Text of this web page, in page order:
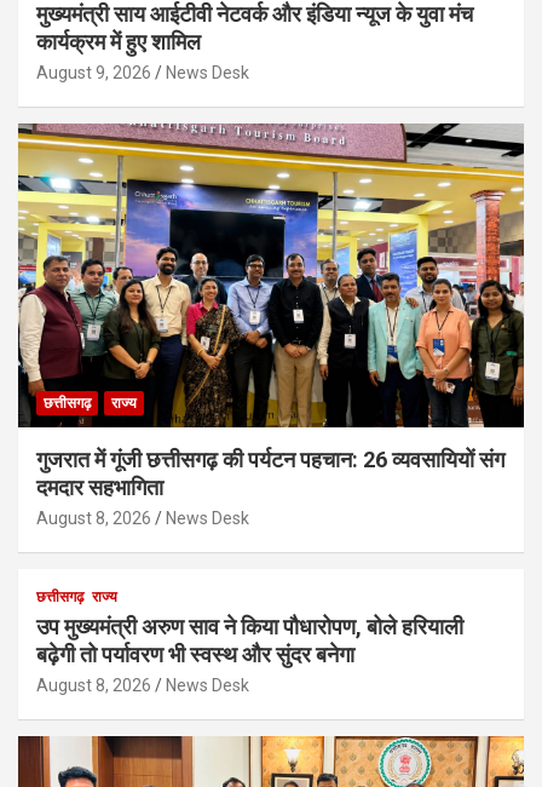
मुख्यमंत्री साय आईटीवी नेटवर्क और इंडिया न्यूज के युवा मंच
कार्यक्रम में हुए शामिल
August 9, 2026 News Desk
छत्तीसगढ़ राज्य
गुजरात में गूंजी छत्तीसगढ़ की पर्यटन पहचान: 26 व्यवसायियों संग
दमदार सहभागिता
August 8, 2026 News Desk
छत्तीसगढ़ राज्य
उप मुख्यमंत्री अरुण साव ने किया पौधारोपण, बोले हरियाली
बढ़ेगी तो पर्यावरण भी स्वस्थ और सुंदर बनेगा
August 8, 2026 News Desk